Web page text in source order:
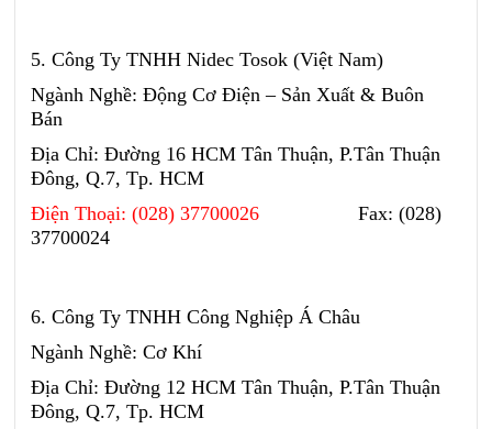
5. Công Ty TNHH Nidec Tosok (Việt Nam)
Ngành Nghề: Động Cơ Điện – Sản Xuất & Buôn
Bán
Địa Chỉ: Đường 16 HCM Tân Thuận, P.Tân Thuận
Đông, Q.7, Tp. HCM
Điện Thoại: (028) 37700026Fax: (028)
37700024
6. Công Ty TNHH Công Nghiệp Á Châu
Ngành Nghề: Cơ Khí
Địa Chỉ: Đường 12 HCM Tân Thuận, P.Tân Thuận
Đông, Q.7, Tp. HCM